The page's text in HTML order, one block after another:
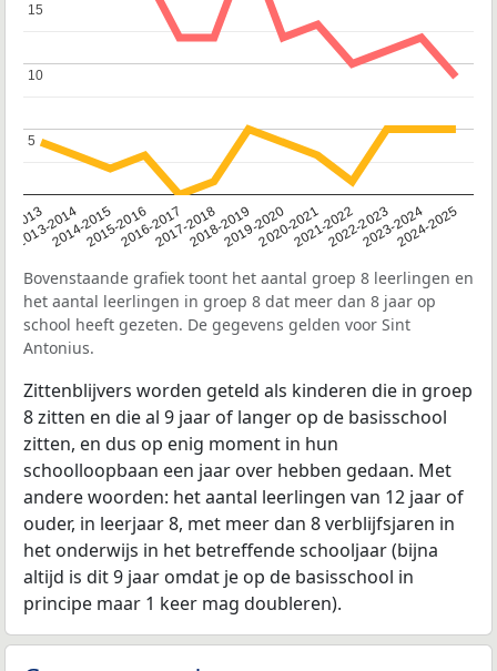
2013
2013-2014
2014-20152015-20162016-20172017-20182018-20192019-20202020-20212021-20222022-20232023-20242024-2025
5
5
10
10
15
15
Bovenstaande grafiek toont het aantal groep 8 leerlingen en
het aantal leerlingen in groep 8 dat meer dan 8 jaar op
school heeft gezeten. De gegevens gelden voor Sint
Antonius.
Zittenblijvers worden geteld als kinderen die in groep
8 zitten en die al 9 jaar of langer op de basisschool
zitten, en dus op enig moment in hun
schoolloopbaan een jaar over hebben gedaan. Met
andere woorden: het aantal leerlingen van 12 jaar of
ouder, in leerjaar 8, met meer dan 8 verblijfsjaren in
het onderwijs in het betreffende schooljaar (bijna
altijd is dit 9 jaar omdat je op de basisschool in
principe maar 1 keer mag doubleren).